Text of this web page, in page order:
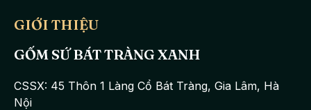
GIỚI THIỆU
GỐM SỨ BÁT TRÀNG XANH
CSSX: 45 Thôn 1 Làng Cổ Bát Tràng, Gia Lâm, Hà
Nội